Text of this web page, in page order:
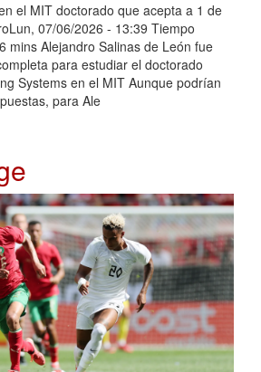
el MIT doctorado que acepta a 1 de
07/06/2026 - 13:39 Tiempo
mins Alejandro Salinas de León fue
para estudiar el doctorado
Systems en el MIT Aunque podrían
para Ale